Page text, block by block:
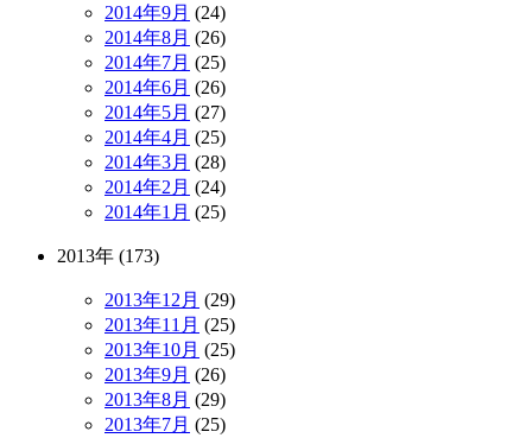
2014年9月 (24)
2014年8月 (26)
2014年7月 (25)
2014年6月 (26)
2014年5月 (27)
2014年4月 (25)
2014年3月 (28)
2014年2月 (24)
2014年1月 (25)
2013年 (173)
2013年12月 (29)
2013年11月 (25)
2013年10月 (25)
2013年9月 (26)
2013年8月 (29)
2013年7月 (25)